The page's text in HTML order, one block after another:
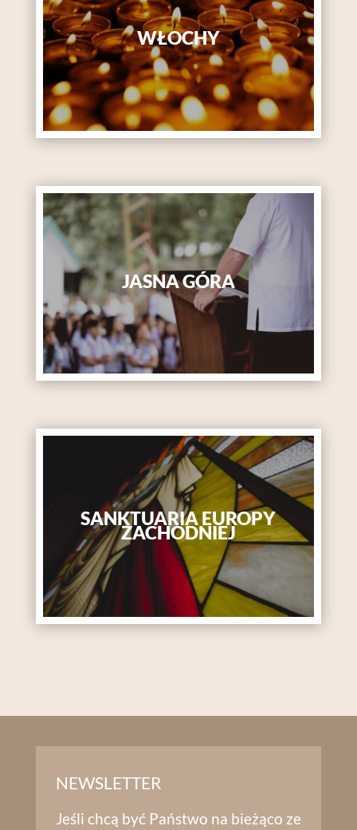
WŁOCHY
JASNA GÓRA
SANKTUARIA EUROPY
ZACHODNIEJ
NEWSLETTER
Jeśli chcą być Państwo na bieżąco ze